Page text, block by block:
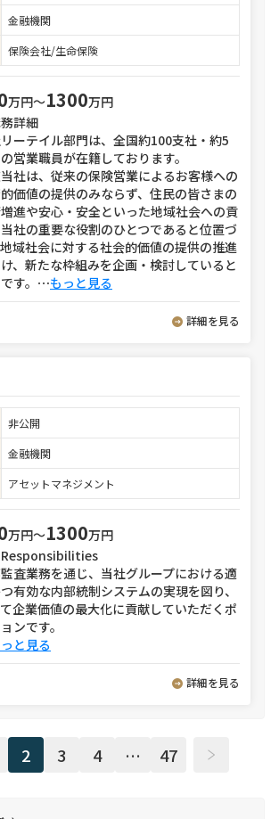
金融機関
保険会社/生命保険
万円〜1300万円
詳細
ーテイル部門は、全国約100支社・約5
営業職員が在籍しております。
社は、従来の保険営業によるお客様への
価値の提供のみならず、住民の皆さまの
進や安心・安全といった地域社会への貢
社の重要な役割のひとつであると位置づ
域社会に対する社会的価値の提供の推進
、新たな枠組みを企画・検討していると
す。 ⋯もっと見る
詳細を見る
非公開
金融機関
アセットマネジメント
万円〜1300万円
Responsibilities
査業務を通じ、当社グループにおける適
有効な内部統制システムの実現を図り、
企業価値の最大化に貢献していただくポ
ンです。
と見る
詳細を見る
2 3 4 … 47